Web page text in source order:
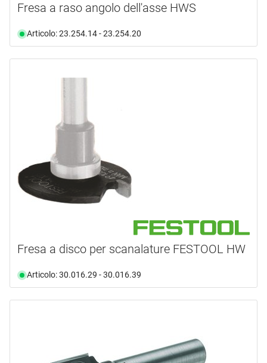
Fresa a raso angolo dell'asse HWS
Articolo: 23.254.14 - 23.254.20
Fresa a disco per scanalature FESTOOL HW
Articolo: 30.016.29 - 30.016.39